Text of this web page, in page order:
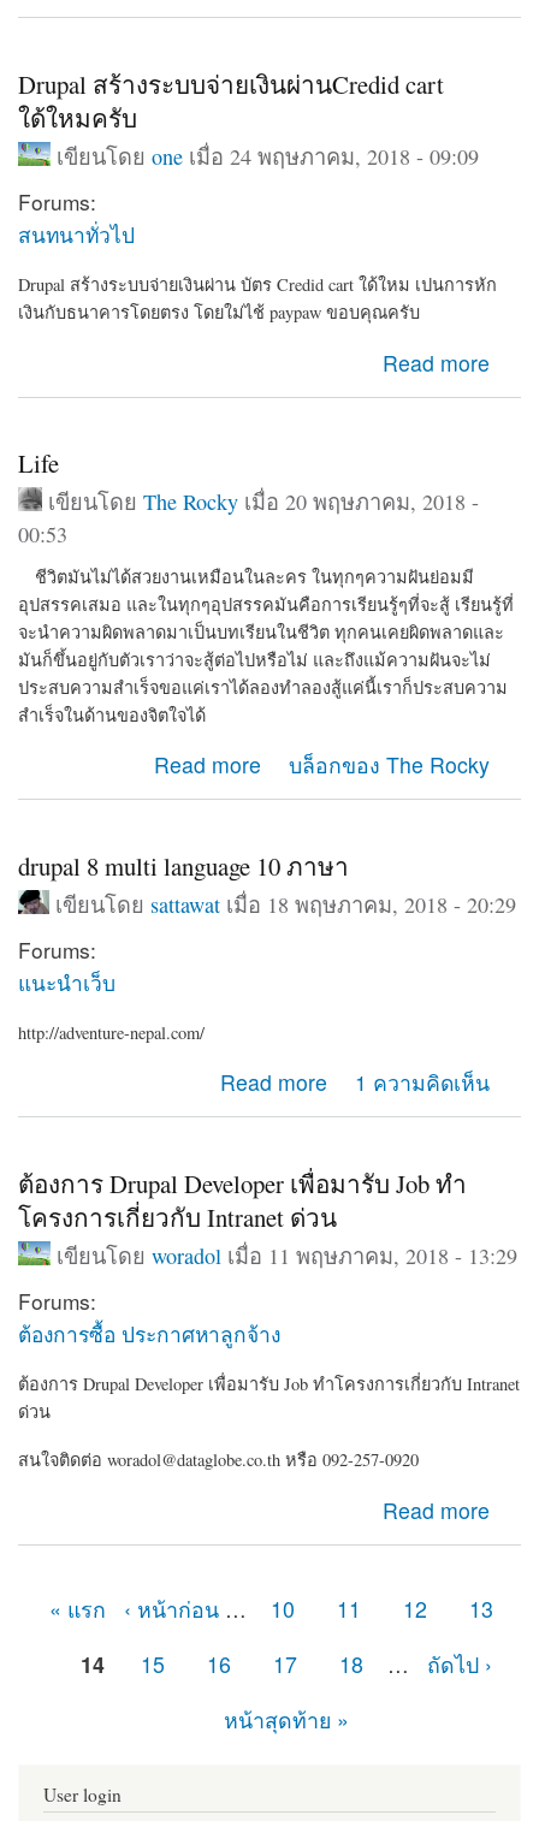
Drupal สร้างระบบจ่ายเงินผ่านCredid cart
ใด้ใหมครับ
เขียนโดย oneเมื่อ 24 พฤษภาคม, 2018 - 09:09
Forums:
สนทนาทั่วไป
Drupal สร้างระบบจ่ายเงินผ่าน บัตร Credid cart ใด้ใหม เปนการหัก
เงินกับธนาคารโดยตรง โดยใม่ไช้ paypaw ขอบคุณครับ
Read more
about Drupal สร้างระบบจ่ายเงินผ่านCredid cart ใด้ใหม
ครับ
Life
เขียนโดย The Rocky เมื่อ 20 พฤษภาคม, 2018 -
00:53
ชีวิตมันไม่ได้สวยงานเหมือนในละคร ในทุกๆความฝันย่อมมี
อุปสรรคเสมอ และในทุกๆอุปสรรคมันคือการเรียนรู้ๆที่จะสู้ เรียนรู้ที่
จะนำความผิดพลาดมาเป็นบทเรียนในชีวิต ทุกคนเคยผิดพลาดและ
มันก็ขึ้นอยู่กับตัวเราว่าจะสู้ต่อไปหรือไม่ และถึงแม้ความฝันจะไม่
ประสบความสำเร็จขอแค่เราได้ลองทำลองสู้แค่นี้เราก็ประสบความ
สำเร็จในด้านของจิตใจได้
Read more บล็อกของ The Rocky
drupal 8 multi language 10 ภาษา
เขียนโดย sattawat เมื่อ 18 พฤษภาคม, 2018 - 20:29
Forums:
แนะนำเว็บ
http://adventure-nepal.com/
Read more
about drupal 8 multi language 10 ภาษา1 ความคิดเห็น
ต้องการ Drupal Developer เพื่อมารับ Job ทำ
โครงการเกี่ยวกับ Intranet ด่วน
เขียนโดย woradol เมื่อ 11 พฤษภาคม, 2018 - 13:29
Forums:
ต้องการซื้อ ประกาศหาลูกจ้าง
ต้องการ Drupal Developer เพื่อมารับ Job ทำโครงการเกี่ยวกับ Intranet
ด่วน
สนใจติดต่อ woradol@dataglobe.co.th หรือ 092-257-0920
Read more
about ต้องการ Drupal Developer เพื่อมารับ Job ทำ
โครงการเกี่ยวกับ Intranet ด่วน
« แรก ‹ หน้าก่อน … 10 11 12
13
14
15 16 17 18 …
ถัดไป ›
หน้าสุดท้าย »
User login